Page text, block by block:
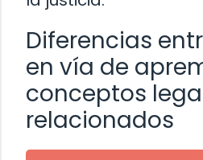
Diferencias
en vía de
conceptos
relacionados